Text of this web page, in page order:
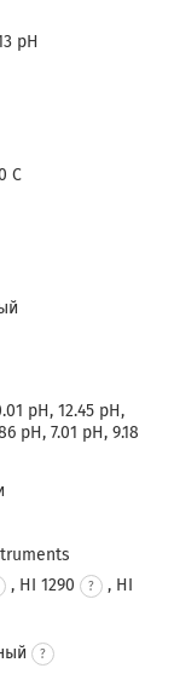
pH
С
pH, 12.45 pH,
pH, 7.01 pH, 9.18
, HI 1290
, HI